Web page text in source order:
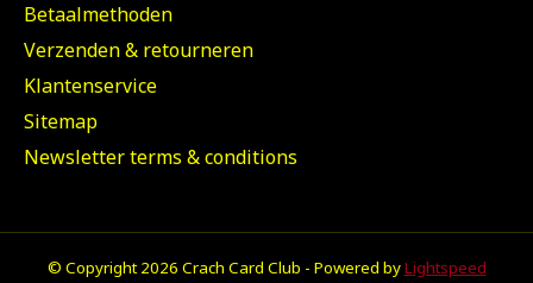
Betaalmethoden
Verzenden & retourneren
Klantenservice
Sitemap
Newsletter terms & conditions
© Copyright 2026 Crach Card Club - Powered byLightspeed